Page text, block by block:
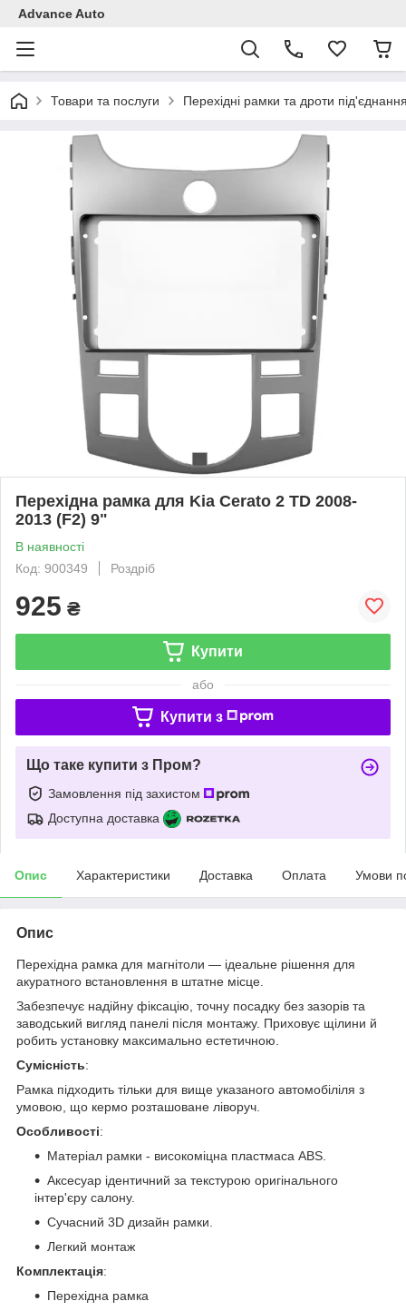
Advance Auto
Товари та послуги Перехідні рамки та дроти
Перехідна рамка для Kia Cerato 2 TD 2008-
2013 (F2) 9"
В наявності
Код: 900349
Роздріб
925 ₴
Купити
або
Купити з
Що таке купити з Пром?
Замовлення під захистом
Доступна доставка
Опис Характеристики Доставка Оплата Умови
Опис
Перехідна рамка для магнітоли — ідеальне рішення для
акуратного встановлення в штатне місце.
Забезпечує надійну фіксацію, точну посадку без зазорів та
заводський вигляд панелі після монтажу. Приховує щілини й
робить установку максимально естетичною.
Сумісність:
Рамка підходить тільки для вище указаного автомобіліля з
умовою, що кермо розташоване ліворуч.
Особливості:
Матеріал рамки - високоміцна пластмаса ABS.
Аксесуар ідентичний за текстурою оригінального
інтер'єру салону.
Сучасний 3D дизайн рамки.
Легкий монтаж
Комплектація:
Перехідна рамка